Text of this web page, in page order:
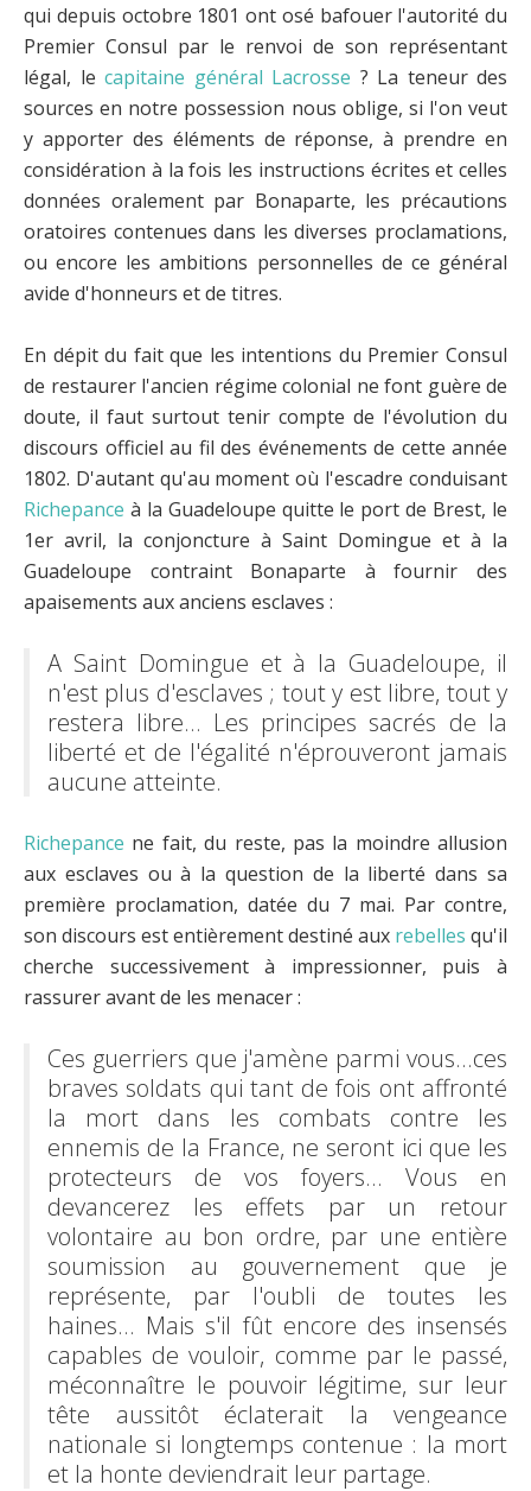
qui depuis octobre 1801 ont osé bafouer l'autorité du
Premier Consul par le renvoi de son représentant
légal, le capitaine général Lacrosse ? La teneur des
sources en notre possession nous oblige, si l'on veut
y apporter des éléments de réponse, à prendre en
considération à la fois les instructions écrites et celles
données oralement par Bonaparte, les précautions
oratoires contenues dans les diverses proclamations,
ou encore les ambitions personnelles de ce général
avide d'honneurs et de titres.
En dépit du fait que les intentions du Premier Consul
de restaurer l'ancien régime colonial ne font guère de
doute, il faut surtout tenir compte de l'évolution du
discours officiel au fil des événements de cette année
1802. D'autant qu'au moment où l'escadre conduisant
Richepance à la Guadeloupe quitte le port de Brest, le
1er avril, la conjoncture à Saint Domingue et à la
Guadeloupe contraint Bonaparte à fournir des
apaisements aux anciens esclaves :
A Saint Domingue et à la Guadeloupe, il
n'est plus d'esclaves ; tout y est libre, tout y
restera libre… Les principes sacrés de la
liberté et de l'égalité n'éprouveront jamais
aucune atteinte.
Richepance ne fait, du reste, pas la moindre allusion
aux esclaves ou à la question de la liberté dans sa
première proclamation, datée du 7 mai. Par contre,
son discours est entièrement destiné aux rebelles qu'il
cherche successivement à impressionner, puis à
rassurer avant de les menacer :
Ces guerriers que j'amène parmi vous...ces
braves soldats qui tant de fois ont affronté
la mort dans les combats contre les
ennemis de la France, ne seront ici que les
protecteurs de vos foyers... Vous en
devancerez les effets par un retour
volontaire au bon ordre, par une entière
soumission au gouvernement que je
représente, par l'oubli de toutes les
haines... Mais s'il fût encore des insensés
capables de vouloir, comme par le passé,
méconnaître le pouvoir légitime, sur leur
tête aussitôt éclaterait la vengeance
nationale si longtemps contenue : la mort
et la honte deviendrait leur partage.